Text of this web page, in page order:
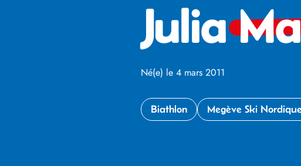
Julia
Né(e) le 4 mars 2011
Biathlon Megève Ski Nordique